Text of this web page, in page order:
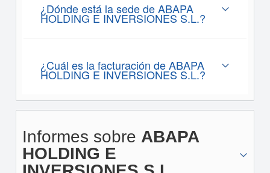
¿Dónde está la sede de ABAPA
HOLDING E INVERSIONES S.L.?
¿Cuál es la facturación de ABAPA
HOLDING E INVERSIONES S.L.?
Informes sobre ABAPA
HOLDING E